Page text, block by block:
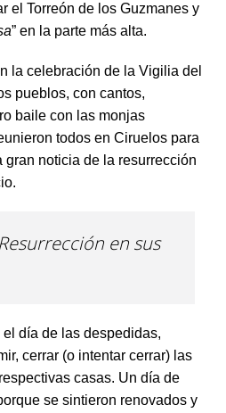
el Torreón de los Guzmanes y
” en la parte más alta.
la celebración de la Vigilia del
pueblos, con cantos,
baile con las monjas
todos en Ciruelos para
gran noticia de la resurrección
en sus
día de las despedidas,
cerrar (o intentar cerrar) las
casas. Un día de
se sintieron renovados y